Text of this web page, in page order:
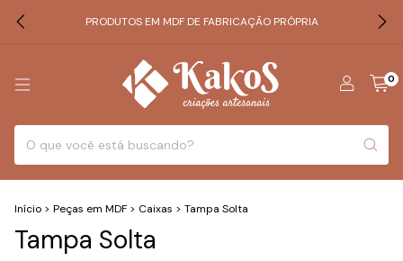
PRODUTOS EM MDF DE FABRICAÇÃO PRÓPRIA
0
Início > Peças em MDF > Caixas > Tampa Solta
Tampa Solta